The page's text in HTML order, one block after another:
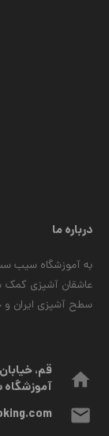
درباره ما
به آموزشگاه سیب
عاشقان آشپزی کمک
سطح آشپزی ایران و
home
mail